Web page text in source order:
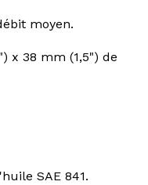
moyen.
x 38 mm (1,5") de
SAE 841.